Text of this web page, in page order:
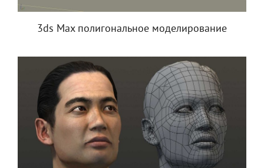
3ds Max полигональное моделирование